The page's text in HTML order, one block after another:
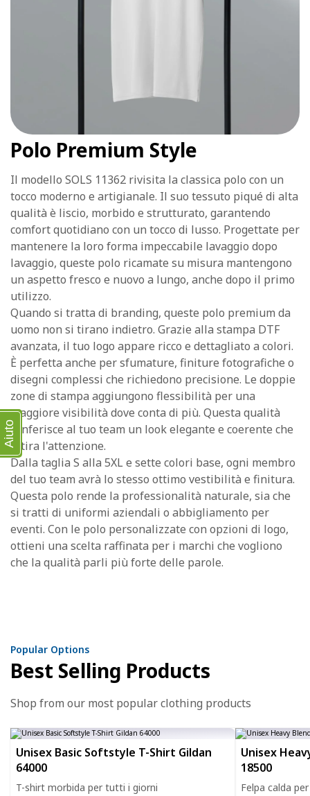
Polo Premium Style
Il modello SOLS 11362 rivisita la classica polo con un
tocco moderno e artigianale. Il suo tessuto piqué di alta
qualità è liscio, morbido e strutturato, garantendo
comfort quotidiano con un tocco di lusso. Progettate per
mantenere la loro forma impeccabile lavaggio dopo
lavaggio, queste polo ricamate su misura mantengono
un aspetto fresco e nuovo a lungo, anche dopo il primo
utilizzo.
Quando si tratta di branding, queste polo premium da
uomo non si tirano indietro. Grazie alla stampa DTF
avanzata, il tuo logo appare ricco e dettagliato a colori.
È perfetta anche per sfumature, finiture fotografiche o
disegni complessi che richiedono precisione. Le doppie
zone di stampa aggiungono flessibilità per una
maggiore visibilità dove conta di più. Questa qualità
conferisce al tuo team un look elegante e coerente che
attira l'attenzione.
Dalla taglia S alla 5XL e sette colori base, ogni membro
del tuo team avrà lo stesso ottimo vestibilità e finitura.
Questa polo rende la professionalità naturale, sia che
si tratti di uniformi aziendali o abbigliamento per
eventi. Con le polo personalizzate con opzioni di logo,
ottieni una scelta raffinata per i marchi che vogliono
che la qualità parli più forte delle parole.
Popular Options
Best Selling Products
Shop from our most popular clothing products
Unisex Basic Softstyle T-Shirt Gildan
64000
T-shirt morbida per tutti i giorni
Unisex
18500
Felpa calda
Aiuto